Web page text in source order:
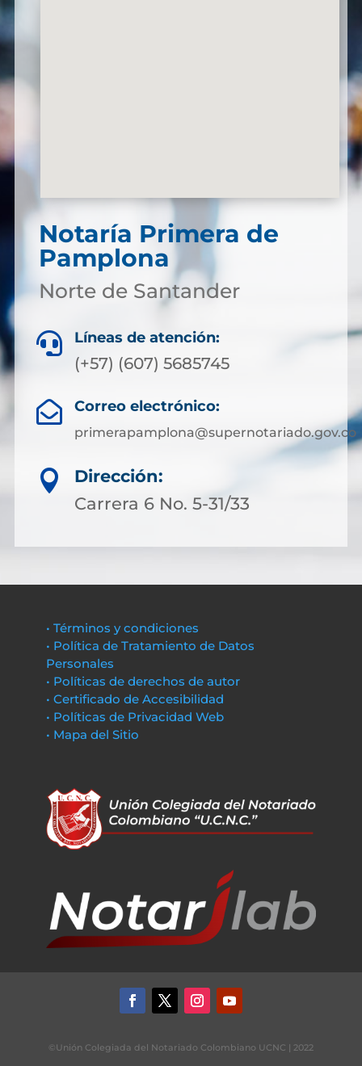
Notaría Primera de
Pamplona
Norte de Santander
 Líneas de atención:
(+57) (607) 5685745
 Correo electrónico:
primerapamplona@supernotariado.gov.co

Dirección:
Carrera 6 No. 5-31/33
• Términos y condiciones
• Política de Tratamiento de Datos
Personales
• Políticas de derechos de autor
• Certificado de Accesibilidad
• Políticas de Privacidad Web
• Mapa del Sitio
©Unión Colegiada del Notariado Colombiano UCNC | 2022